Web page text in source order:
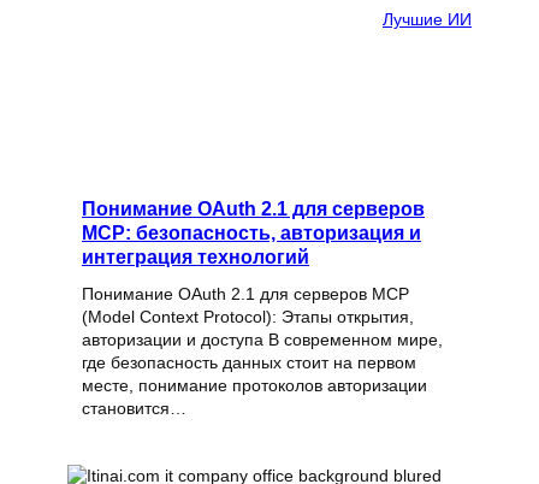
Лучшие ИИ
Понимание OAuth 2.1 для серверов
MCP: безопасность, авторизация и
интеграция технологий
Понимание OAuth 2.1 для серверов MCP
(Model Context Protocol): Этапы открытия,
авторизации и доступа В современном мире,
где безопасность данных стоит на первом
месте, понимание протоколов авторизации
становится…